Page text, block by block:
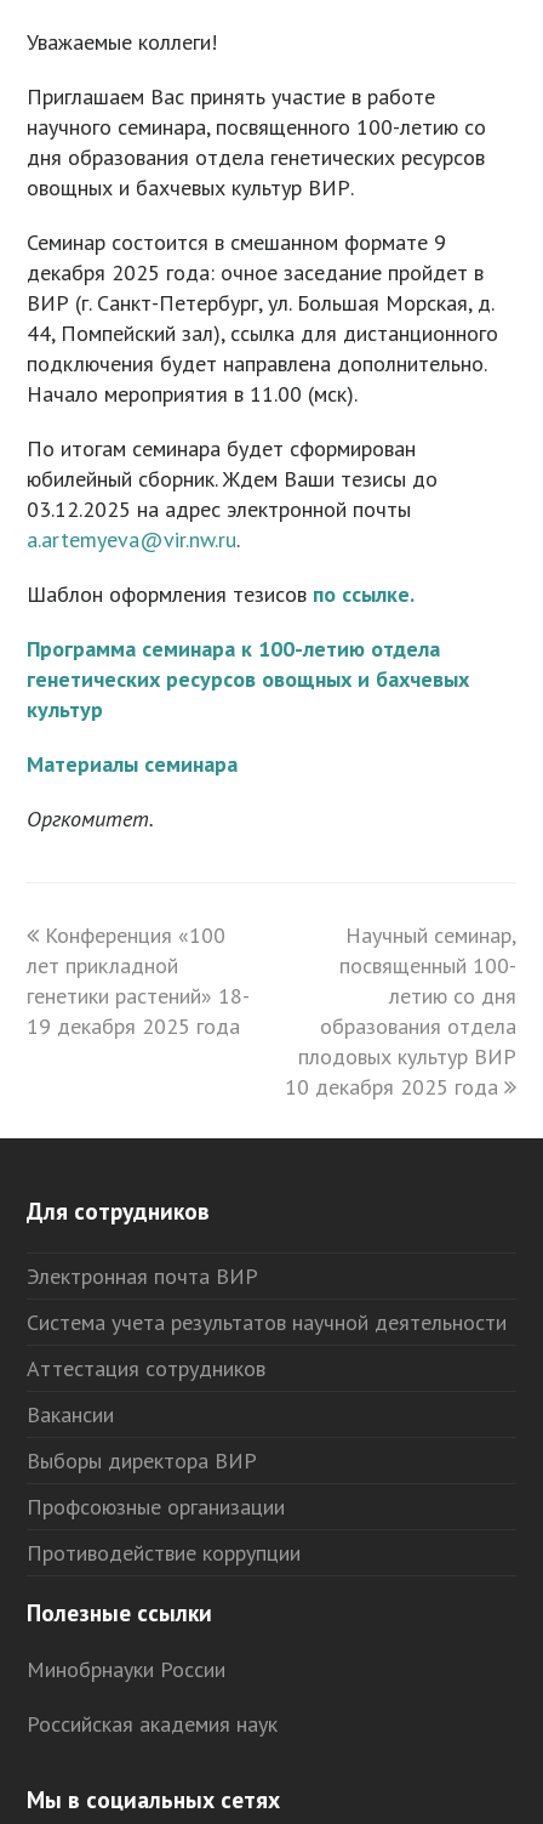
Уважаемые коллеги!
Приглашаем Вас принять участие в работе
научного семинара, посвященного 100-летию со
дня образования отдела генетических ресурсов
овощных и бахчевых культур ВИР.
Семинар состоится в смешанном формате 9
декабря 2025 года: очное заседание пройдет в
ВИР (г. Санкт-Петербург, ул. Большая Морская, д.
44, Помпейский зал), ссылка для дистанционного
подключения будет направлена дополнительно.
Начало мероприятия в 11.00 (мск).
По итогам семинара будет сформирован
юбилейный сборник. Ждем Ваши тезисы до
03.12.2025 на адрес электронной почты
a.artemyeva@vir.nw.ru.
Шаблон оформления тезисов по ссылке.
Программа семинара к 100-летию отдела
генетических ресурсов овощных и бахчевых
культур
Материалы семинара
Оргкомитет.
previous
post:
Конференция «100
лет прикладной
генетики растений» 18-
19 декабря 2025 года
next
post:
Научный семинар,
посвященный 100-
летию со дня
образования отдела
плодовых культур ВИР
10 декабря 2025 года
Для сотрудников
Электронная почта ВИР
Система учета результатов научной деятельности
Аттестация сотрудников
Вакансии
Выборы директора ВИР
Профсоюзные организации
Противодействие коррупции
Полезные ссылки
Минобрнауки России
Российская академия наук
Мы в социальных сетях